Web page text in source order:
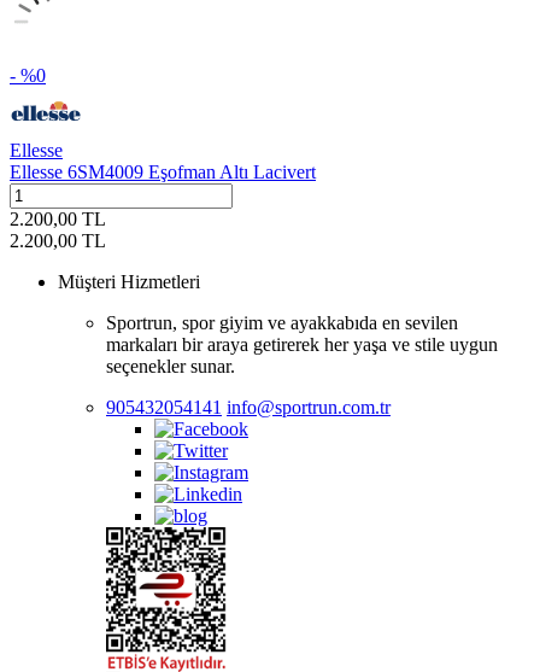
- %0
Ellesse
Ellesse 6SM4009 Eşofman Altı Lacivert
2.200,00 TL
2.200,00 TL
Müşteri Hizmetleri
Sportrun, spor giyim ve ayakkabıda en sevilen
markaları bir araya getirerek her yaşa ve stile uygun
seçenekler sunar.
905432054141 info@sportrun.com.tr